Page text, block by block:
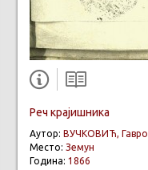
Реч крајишника
Аутор: ВУЧКОВИЋ, Гавро
Место: Земун
Година: 1866